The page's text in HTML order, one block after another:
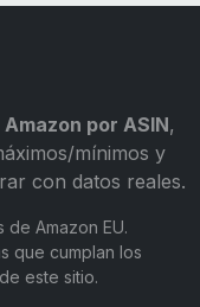
por ASIN,
mínimos y
con datos reales.
Amazon EU.
que cumplan los
este sitio.